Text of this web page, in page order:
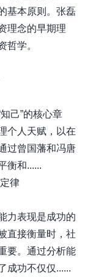
基本原则。张磊
理念的早期理
哲学。
己”的核心章
个人天赋，以在
过曾国藩和冯唐
衡和......
律
力表现是成功的
直接衡量时，社
要。通过分析能
成功不仅仅......